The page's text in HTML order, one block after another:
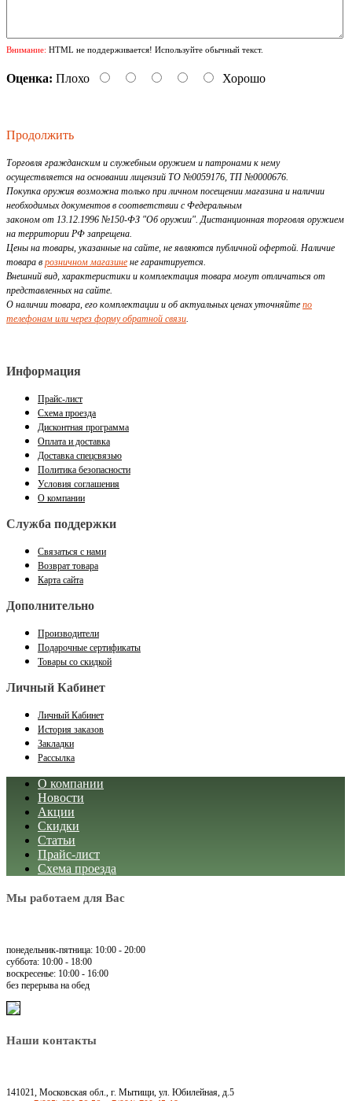
Внимание: HTML не поддерживается! Используйте обычный текст.
Оценка: Плохо Хорошо
Продолжить
Торговля гражданским и служебным оружием и патронами к нему
осуществляется на основании лицензий ТО №0059176, ТП №0000676.
Покупка оружия возможна только при личном посещении магазина и наличии
необходимых документов в соответствии с Федеральным
законом от 13.12.1996 №150-ФЗ "Об оружии". Дистанционная торговля оружием
на территории РФ запрещена.
Цены на товары, указанные на сайте, не являются публичной офертой. Наличие
товара в розничном магазине не гарантируется.
Внешний вид, характеристики и комплектация товара могут отличаться от
представленных на сайте.
О наличии товара, его комплектации и об актуальных ценах уточняйте по
телефонам или через форму обратной связи.
Информация
Прайс-лист
Схема проезда
Дисконтная программа
Оплата и доставка
Доставка спецсвязью
Политика безопасности
Условия соглашения
О компании
Служба поддержки
Связаться с нами
Возврат товара
Карта сайта
Дополнительно
Производители
Подарочные сертификаты
Товары со скидкой
Личный Кабинет
Личный Кабинет
История заказов
Закладки
Рассылка
О компании
Новости
Акции
Скидки
Статьи
Прайс-лист
Схема проезда
Мы работаем для Вас
понедельник-пятница: 10:00 - 20:00
суббота: 10:00 - 18:00
воскресенье: 10:00 - 16:00
без перерыва на обед
Наши контакты
141021, Московская обл., г. Мытищи, ул. Юбилейная, д.5